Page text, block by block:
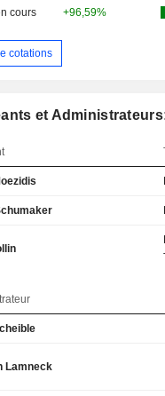
cours +96,59%
cotations
et
Lamneck